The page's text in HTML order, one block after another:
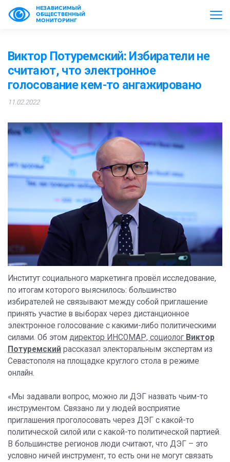
НЕЗАВИСИМЫЙ
ОБЩЕСТВЕННЫЙ
МОНИТОРИНГ
Виктор Потуремский: Избиратели не
считают, что электронное
голосование кем-то ангажировано
11.02.2022
Институт социального маркетинга провёл исследование,
по итогам которого выяснилось: большинство
избирателей не связывают между собой приглашение
принять участие в выборах через дистанционное
электронное голосование с какими-либо политическими
силами. Об этом директор ИНСОМАР, социолог Виктор
Потуремский рассказал электоральным экспертам из
Севастополя на площадке круглого стола в режиме
онлайн.
«Мы задавали вопрос, можно ли ДЭГ назвать чьим-то
инструментом. Связано ли у людей восприятие
приглашения проголосовать через ДЭГ с какой-то
политической силой или с какой-то политической партией.
В большинстве регионов люди считают, что ДЭГ – это
условно ничей инструмент, то есть они не могут связать